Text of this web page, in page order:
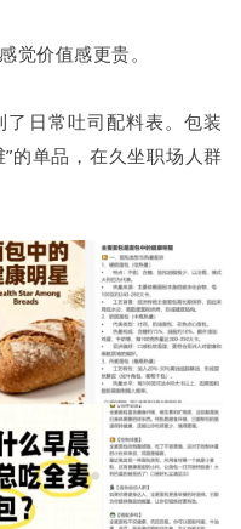
觉价值感更贵。
日常吐司配料表。包装
的单品，在久坐职场人群